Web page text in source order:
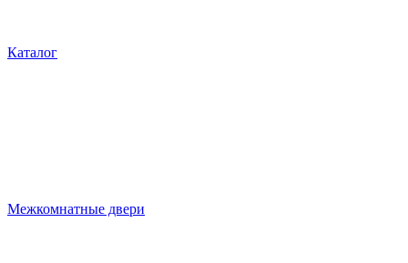
Каталог
Межкомнатные двери